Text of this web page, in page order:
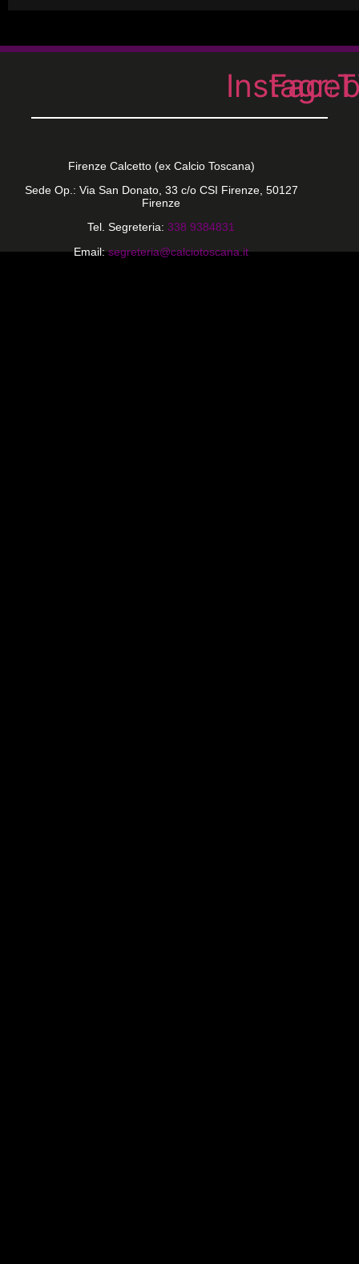
Firenze Calcetto (ex Calcio Toscana)
Sede Op.: Via San Donato, 33 c/o CSI Firenze, 50127
Firenze
Tel. Segreteria: 338 9384831
Email: segreteria@calciotoscana.it